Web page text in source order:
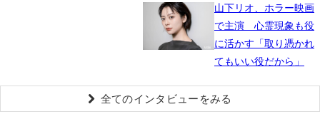
山下リオ、ホラー映画
で主演 心霊現象も役
に活かす「取り憑かれ
てもいい役だから」
全てのインタビューをみる